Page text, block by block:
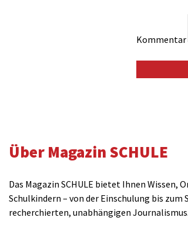
Kommentar
Über Magazin SCHULE
Das Magazin SCHULE bietet Ihnen
Schulkindern – von der Einschulung bis
recherchierten, unabhängigen